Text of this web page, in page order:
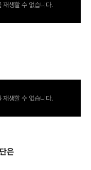
재생할 수 없습니다.
재생할 수 없습니다.
은